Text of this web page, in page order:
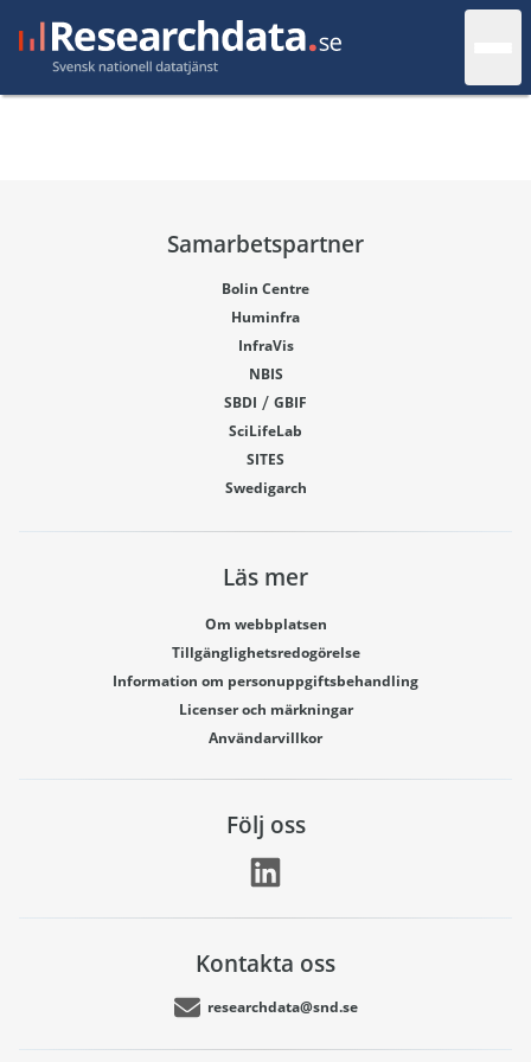
Samarbetspartner
Bolin Centre
Huminfra
InfraVis
NBIS
SBDI / GBIF
SciLifeLab
SITES
Swedigarch
Läs mer
Om webbplatsen
Tillgänglighetsredogörelse
Information om personuppgiftsbehandling
Licenser och märkningar
Användarvillkor
Följ oss
Kontakta oss
researchdata@snd.se